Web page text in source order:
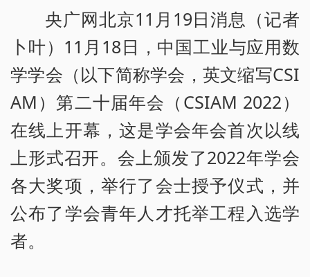
央广网北京11月19日消息（记者
卜叶）11月18日，中国工业与应用数
学学会（以下简称学会，英文缩写CSI
AM）第二十届年会（CSIAM 2022）
在线上开幕，这是学会年会首次以线
上形式召开。会上颁发了2022年学会
各大奖项，举行了会士授予仪式，并
公布了学会青年人才托举工程入选学
者。